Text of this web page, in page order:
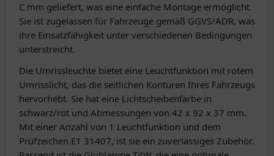
C mm geliefert, was eine einfache Montage ermöglicht.
Sie ist zugelassen für Fahrzeuge gemäß GGVS/ADR, was
ihre Einsatzfähigkeit unter verschiedenen Bedingungen
unterstreicht.
Die Umrissleuchte bietet eine Leuchtfunktion mit rotem
Umrisslicht, das die seitlichen Konturen Ihres Fahrzeugs
hervorhebt. Sie hat eine Lichtscheibenfarbe in
schwarz/rot und Abmessungen von 42 x 92 x 37 mm.
Mit einer Anzahl von 1 Leuchtfunktion und dem
Prüfzeichen E1 31407, ist sie ein zuverlässiges Zubehör.